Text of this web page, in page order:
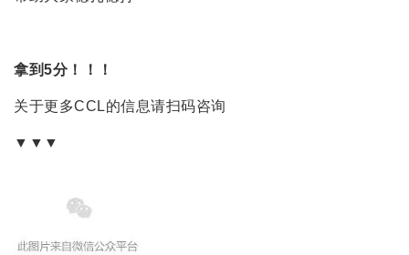
拿到5分！！！
关于更多CCL的信息请扫码咨询
▼▼▼